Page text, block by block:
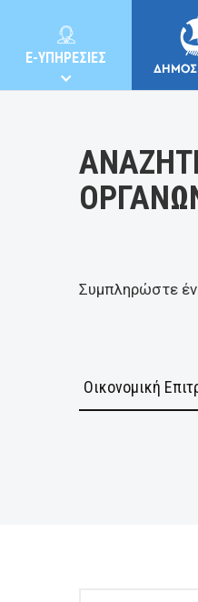
E-ΥΠΗΡΕΣΙΕΣ
ΕΠΙΧΕΙΡΗΣΕΙΣ
Συμπληρώστε